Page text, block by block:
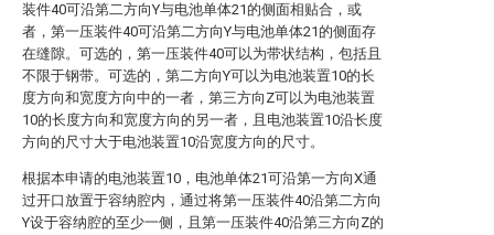
装件40可沿第二方向Y与电池单体21的侧面相贴合，或
者，第一压装件40可沿第二方向Y与电池单体21的侧面存
在缝隙。可选的，第一压装件40可以为带状结构，包括且
不限于钢带。可选的，第二方向Y可以为电池装置10的长
度方向和宽度方向中的一者，第三方向Z可以为电池装置
10的长度方向和宽度方向的另一者，且电池装置10沿长度
方向的尺寸大于电池装置10沿宽度方向的尺寸。
根据本申请的电池装置10，电池单体21可沿第一方向X通
过开口放置于容纳腔内，通过将第一压装件40沿第二方向
Y设于容纳腔的至少一侧，且第一压装件40沿第三方向Z的